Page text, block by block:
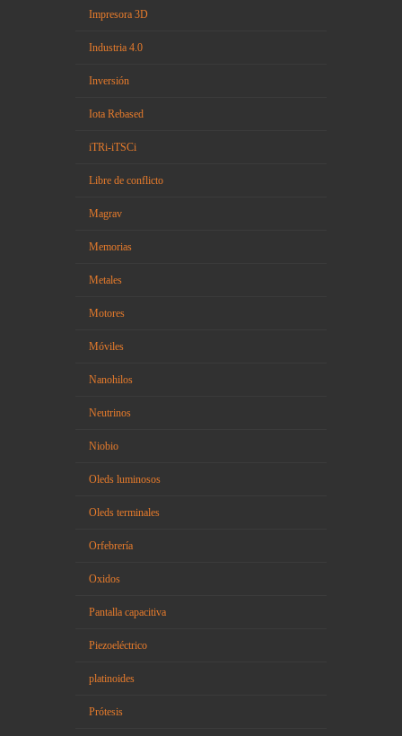
Impresora 3D
Industria 4.0
Inversión
Iota Rebased
iTRi-iTSCi
Libre de conflicto
Magrav
Memorias
Metales
Motores
Móviles
Nanohilos
Neutrinos
Niobio
Oleds luminosos
Oleds terminales
Orfebrería
Oxidos
Pantalla capacitiva
Piezoeléctrico
platinoides
Prótesis